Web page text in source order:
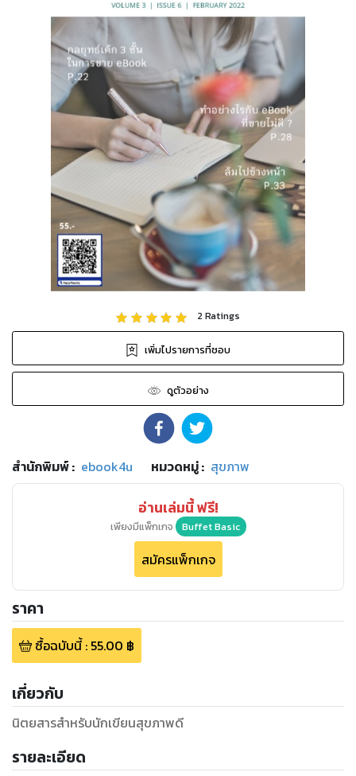
2Ratings
เพิ่มไปรายการที่ชอบ
ดูตัวอย่าง
สำนักพิมพ์: ebook4u หมวดหมู่: สุขภาพ
อ่านเล่มนี้ ฟรี!
เพียงมีแพ็กเกจ Buffet Basic
สมัครแพ็กเกจ
ราคา
ซื้อฉบับนี้: 55.00 ฿
เกี่ยวกับ
นิตยสารสำหรับนักเขียนสุขภาพดี
รายละเอียด